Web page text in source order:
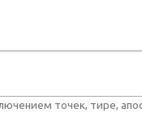
точек, тире,